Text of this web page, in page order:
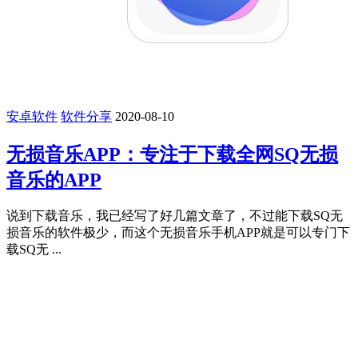
安卓软件 软件分享 2020-08-10
无损音乐APP：专注于下载全网SQ无损
音乐的APP
说到下载音乐，我已经写了好几篇文章了，不过能下载SQ无
损音乐的软件极少，而这个无损音乐手机APP就是可以专门下
载SQ无 ...